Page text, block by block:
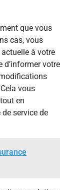
que vous
cas, vous
à votre
d’informer votre
vous
en
service de